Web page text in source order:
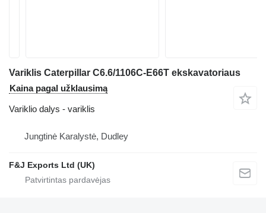
Variklis Caterpillar C6.6/1106C-E66T ekskavatoriaus
Kaina pagal užklausimą
Variklio dalys - variklis
Jungtinė Karalystė, Dudley
F&J Exports Ltd (UK)